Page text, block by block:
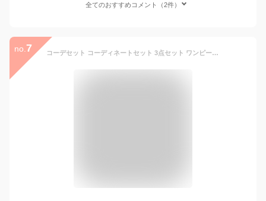
全てのおすすめコメント（2件）
no. 7 コーデセット コーディネートセット 3点セット ワンピース ジャケット ネックレス Iラインワンピ ワンピース ツイードジャケット きれいめ 大人かわいい マタニティ フォーマル 卒業式 入学式 卒園式 入園式 発表会 七五三 オケージョン お宮参り 二次会 結婚式 30代 40代